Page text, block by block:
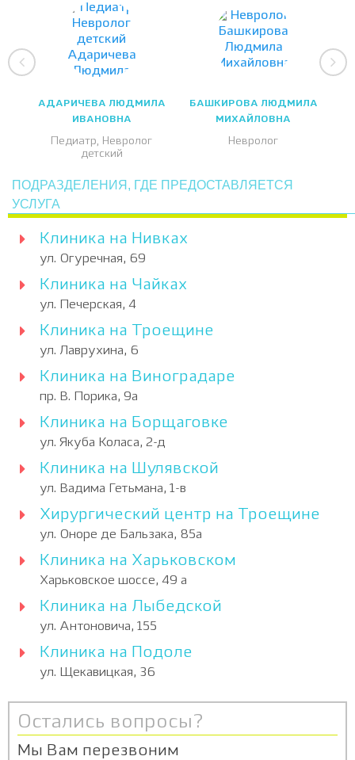
АДАРИЧЕВА ЛЮДМИЛА
ИВАНОВНА
Педиатр, Невролог
детский
БАШКИРОВА ЛЮДМИЛА
МИХАЙЛОВНА
Невролог
ПОДРАЗДЕЛЕНИЯ, ГДЕ ПРЕДОСТАВЛЯЕТСЯ
УСЛУГА
Клиника на Нивках
ул. Огуречная, 69
Клиника на Чайках
ул. Печерская, 4
Клиника на Троещине
ул. Лаврухина, 6
Клиника на Виноградаре
пр. В. Порика, 9а
Клиника на Борщаговке
ул. Якуба Коласа, 2-д
Клиника на Шулявской
ул. Вадима Гетьмана, 1-в
Хирургический центр на Троещине
ул. Оноре де Бальзака, 85а
Клиника на Харьковском
Харьковское шоссе, 49 а
Клиника на Лыбедской
ул. Антоновича, 155
Клиника на Подоле
ул. Щекавицкая, 36
Остались вопросы?
Мы Вам перезвоним